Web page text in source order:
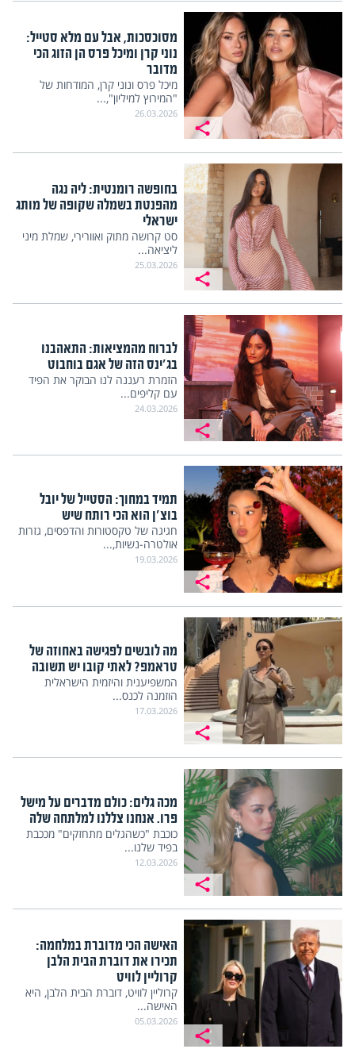
מסוכסכות, אבל עם מלא סטייל:
נוני קרן ומיכל פרס הן הזוג הכי
מדובר
מיכל פרס ונוני קרן, המודחות של
"המירוץ למיליון",...
26.03.2026
בחופשה רומנטית: ליה נגה
מהפנטת בשמלה שקופה של מותג
ישראלי
סט קרושה מתוק ואוורירי, שמלת מיני
ליציאה...
25.03.2026
לברוח מהמציאות: התאהבנו
בג'ינס הזה של אגם בוחבוט
הזמרת רעננה לנו הבוקר את הפיד
עם קליפים...
24.03.2026
תמיד במחוך: הסטייל של יובל
בוצ'ן הוא הכי רותח שיש
חגיגה של טקסטורות והדפסים, גזרות
אולטרה-נשיות,...
19.03.2026
מה לובשים לפגישה באחוזה של
טראמפ? לאתי קובו יש תשובה
המשפיענית והיזמית הישראלית
הוזמנה לכנס...
17.03.2026
מכה גלים: כולם מדברים על מישל
פרו. אנחנו צללנו למלתחה שלה
כוכבת "כשהגלים מתחזקים" מככבת
בפיד שלנו...
12.03.2026
האישה הכי מדוברת במלחמה:
תכירו את דוברת הבית הלבן
קרוליין לוויט
קרוליין לוויט, דוברת הבית הלבן, היא
האישה...
05.03.2026